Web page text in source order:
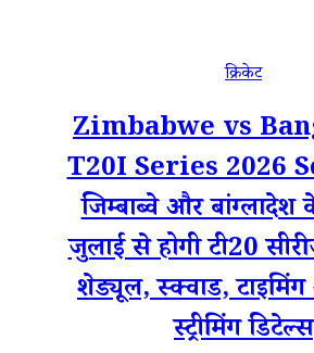
क्रिकेट
Zimbabwe vs
T20I Series 2026
जिम्बाब्वे और
जुलाई से होगी टी20
शेड्यूल, स्क्वाड,
स्ट्रीमिंग डिटेल्स